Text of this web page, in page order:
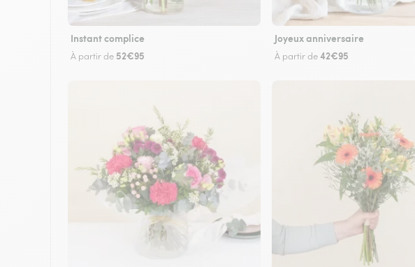
Instant complice
À partir de 52€95
Joyeux anniversaire
À partir de42€95